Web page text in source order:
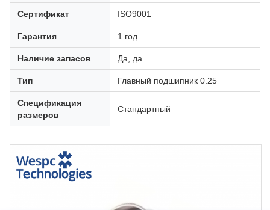
Сертификат ISO9001
Гарантия 1 год
Наличие запасов Да, да.
Тип Главный подшипник 0.25
Спецификация
размеров
Стандартный